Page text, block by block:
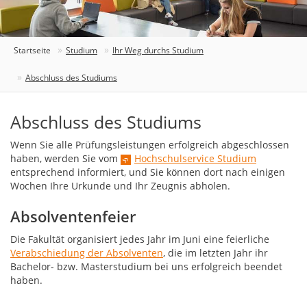
Startseite Studium Ihr Weg durchs Studium
Abschluss des Studiums
Abschluss des Studiums
Wenn Sie alle Prüfungsleistungen erfolgreich abgeschlossen
haben, werden Sie vom
Hochschulservice Studium
entsprechend informiert, und Sie können dort nach einigen
Wochen Ihre Urkunde und Ihr Zeugnis abholen.
Absolventenfeier
Die Fakultät organisiert jedes Jahr im Juni eine feierliche
Verabschiedung der Absolventen, die im letzten Jahr ihr
Bachelor- bzw. Masterstudium bei uns erfolgreich beendet
haben.